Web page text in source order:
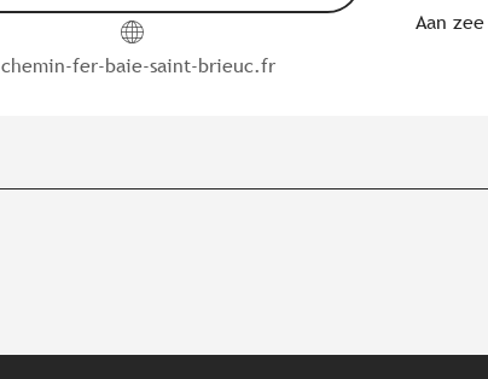
chemin-fer-baie-saint-brieuc.fr
Aan